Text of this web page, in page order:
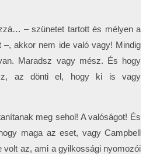
– szünetet tartott és mélyen a
–, akkor nem ide való vagy! Mindig
Maradsz vagy mész. És hogy
az dönti el, hogy ki is vagy
meg sehol! A valóságot! És
maga az eset, vagy Campbell
volt az, ami a gyilkossági nyomozói